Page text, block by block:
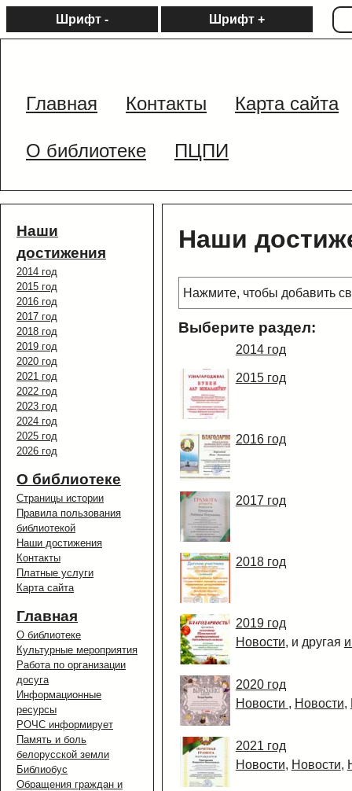
Шрифт - Шрифт +
Главная Контакты Карта сайта
О библиотеке ПЦПИ
Наши
достижения
2014 год
2015 год
2016 год
2017 год
2018 год
2019 год
2020 год
2021 год
2022 год
2023 год
2024 год
2025 год
2026 год
О библиотеке
Страницы истории
Правила пользования
библиотекой
Наши достижения
Контакты
Платные услуги
Карта сайта
Главная
О библиотеке
Культурные мероприятия
Работа по организации
досуга
Информационные
ресурсы
РОЧС информирует
Память и боль
белорусской земли
Библиобус
Обращения граждан и
Наши
Нажмите, чтобы добавить
Выберите раздел:
2014 год
2015 год
2016 год
2017 год
2018 год
2019 год
Новости, и другая
2020 год
Новости , Новости,
2021 год
Новости, Новости,